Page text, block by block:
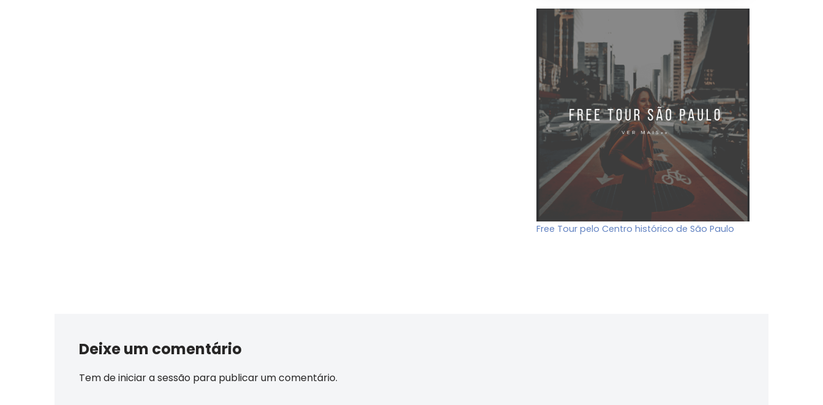
Free Tour pelo Centro histórico de São Paulo
Deixe um comentário
Tem deiniciar a sessão para publicar um comentário.